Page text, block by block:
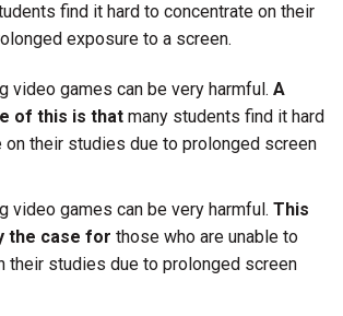
find it hard to concentrate on their
exposure to a screen.
video games can be very harmful. A
of this is thatmany students find it hard
on their studies due to prolonged screen
video games can be very harmful. This
the case for those who are unable to
their studies due to prolonged screen